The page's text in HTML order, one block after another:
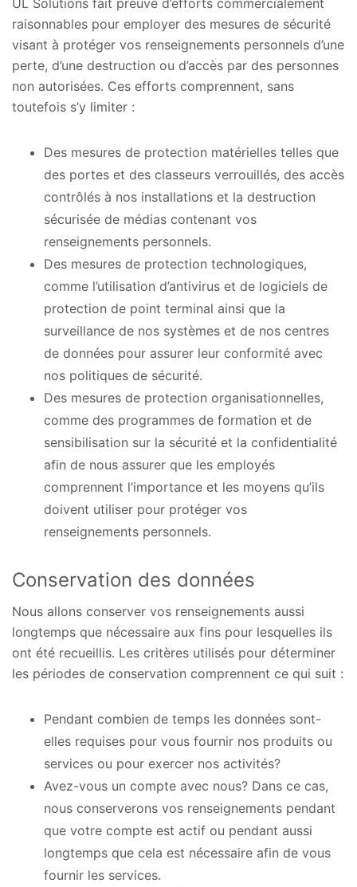
raisonnables pour employer des mesures de sécurité
visant à protéger vos renseignements personnels d’une
perte, d’une destruction ou d’accès par des personnes
non autorisées. Ces efforts comprennent, sans
toutefois s’y limiter :
Des mesures de protection matérielles telles que
des portes et des classeurs verrouillés, des accès
contrôlés à nos installations et la destruction
sécurisée de médias contenant vos
renseignements personnels.
Des mesures de protection technologiques,
comme l’utilisation d’antivirus et de logiciels de
protection de point terminal ainsi que la
surveillance de nos systèmes et de nos centres
de données pour assurer leur conformité avec
nos politiques de sécurité.
Des mesures de protection organisationnelles,
comme des programmes de formation et de
sensibilisation sur la sécurité et la confidentialité
afin de nous assurer que les employés
comprennent l’importance et les moyens qu’ils
doivent utiliser pour protéger vos
renseignements personnels.
Conservation des données
Nous allons conserver vos renseignements aussi
longtemps que nécessaire aux fins pour lesquelles ils
ont été recueillis. Les critères utilisés pour déterminer
les périodes de conservation comprennent ce qui suit :
Pendant combien de temps les données sont-
elles requises pour vous fournir nos produits ou
services ou pour exercer nos activités?
Avez-vous un compte avec nous? Dans ce cas,
nous conserverons vos renseignements pendant
que votre compte est actif ou pendant aussi
longtemps que cela est nécessaire afin de vous
fournir les services.